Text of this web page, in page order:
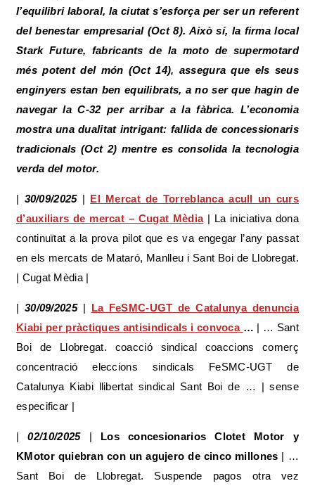
l’equilibri laboral, la ciutat s’esforça per ser un referent
del benestar empresarial (Oct 8). Això sí, la firma local
Stark Future, fabricants de la moto de supermotard
més potent del món (Oct 14), assegura que els seus
enginyers estan ben equilibrats, a no ser que hagin de
navegar la C-32 per arribar a la fàbrica. L’economia
mostra una dualitat intrigant: fallida de concessionaris
tradicionals (Oct 2) mentre es consolida la tecnologia
verda del motor.
| 30/09/2025| El Mercat de Torreblanca acull un curs
d’auxiliars de mercat – Cugat Mèdia| La iniciativa dona
continuïtat a la prova pilot que es va engegar l’any passat
en els mercats de Mataró, Manlleu i Sant Boi de Llobregat.
| Cugat Mèdia |
| 30/09/2025| La FeSMC-UGT de Catalunya denuncia
Kiabi per pràctiques antisindicals i convoca … | … Sant
Boi de Llobregat. coacció sindical coaccions comerç
concentració eleccions sindicals FeSMC-UGT de
Catalunya Kiabi llibertat sindical Sant Boi de … | sense
especificar |
|02/10/2025| Los concesionarios Clotet Motor y
KMotor quiebran con un agujero de cinco millones | …
Sant Boi de Llobregat. Suspende pagos otra vez